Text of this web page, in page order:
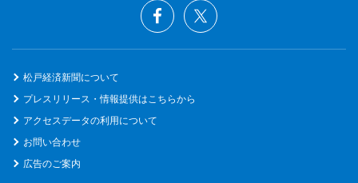
松戸経済新聞について
プレスリリース・情報提供はこちらから
アクセスデータの利用について
お問い合わせ
広告のご案内